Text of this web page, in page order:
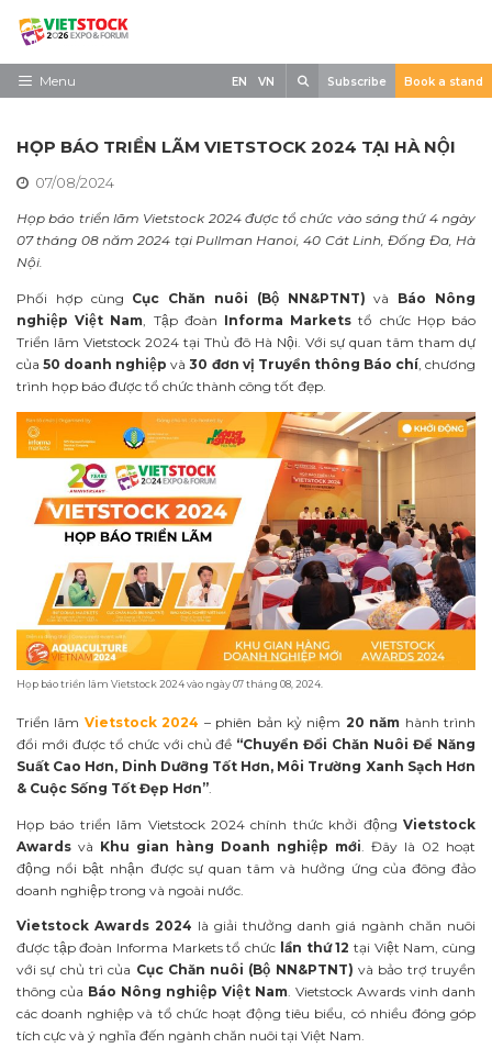
Skip
contentMenu
Về triển lãm
Tham Quan
Tin tức
Liên Hệ
EN VN Subscribe Book a stand
HỌP BÁO TRIỂN LÃM VIETSTOCK 2024 TẠI HÀ NỘI
07/08/2024
Họp báo triển lãm Vietstock 2024 được tổ chức vào sáng thứ 4 ngày
07 tháng 08 năm 2024 tại Pullman Hanoi, 40 Cát Linh,Đống Đa, Hà
Nội.
Phối hợp cùng Cục Chăn nuôi (Bộ NN&PTNT) và Báo Nông
nghiệp Việt Nam , Tập đoàn Informa Markets tổ chức Họp báo
Triển lãm Vietstock 2024 tại Thủ đô Hà Nội. Với sự quan tâm tham dự
của50 doanh nghiệp và30 đơn vị Truyền thông Báo chí, chương
trình họp báo được tổ chức thành công tốt đẹp.
Họp báo triển lãm Vietstock 2024 vào ngày 07 tháng 08, 2024.
Triển lãm Vietstock 2024 – phiên bản kỷ niệm 20 năm hành trình
đổi mới được tổ chức với chủ đề “Chuyển Đổi Chăn Nuôi Để Năng
Suất Cao Hơn, Dinh Dưỡng Tốt Hơn, Môi Trường Xanh Sạch Hơn
& Cuộc Sống Tốt Đẹp Hơn”
Họp báo triển lãm Vietstock 2024 chính thức khởi động Vietstock
Awards và Khu gian hàng Doanh nghiệp mới . Đây là 02 hoạt
động nổi bật nhận được sự quan tâm và hưởng ứng của đông đảo
doanh nghiệp trong và ngoài nước.
Vietstock Awards 2024 là giải thưởng danh giá ngành chăn nuôi
được tập đoàn Informa Markets tổ chức lần thứ 12 tại Việt Nam, cùng
với sự chủ trì của Cục Chăn nuôi (Bộ NN&PTNT) và bảo trợ truyền
thông của Báo Nông nghiệp Việt Nam. Vietstock Awards vinh danh
các doanh nghiệp và tổ chức hoạt động tiêu biểu, có nhiều đóng góp
tích cực và ý nghĩa đến ngành chăn nuôi tại Việt Nam.